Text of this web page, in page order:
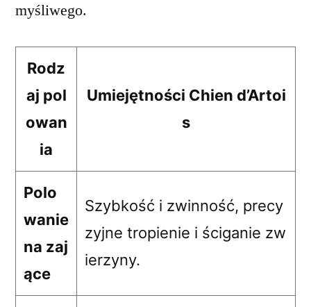
myśliwego.
Rodz
aj pol
owan
ia
Umiejętności Chien d’Artoi
s
Polo
wanie
na zaj
ące
Szybkość i zwinność, precy
zyjne tropienie i ściganie zw
ierzyny.